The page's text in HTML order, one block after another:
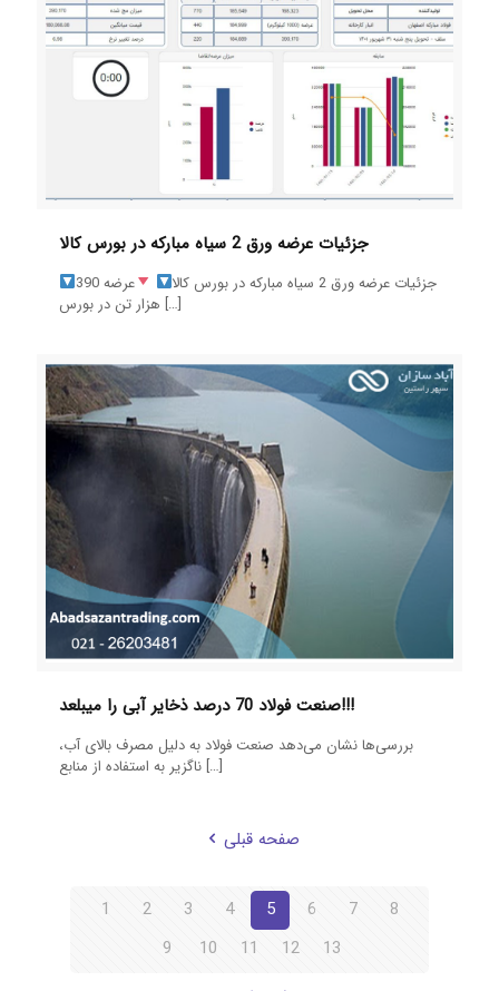
جزئیات عرضه ورق 2 سیاه مبارکه در بورس کالا
جزئیات عرضه ورق 2 سیاه مبارکه در بورس کالا
عرضه 390
هزار تن در بورس […]
صنعت فولاد 70 درصد ذخایر آبی را میبلعد!!!
بررسی‌ها نشان می‌دهد صنعت فولاد به دلیل مصرف بالای آب،
ناگزیر به استفاده از منابع[…]
صفحه قبلی
1 2 3 4 5 6 7
8
9
10 11 12
13